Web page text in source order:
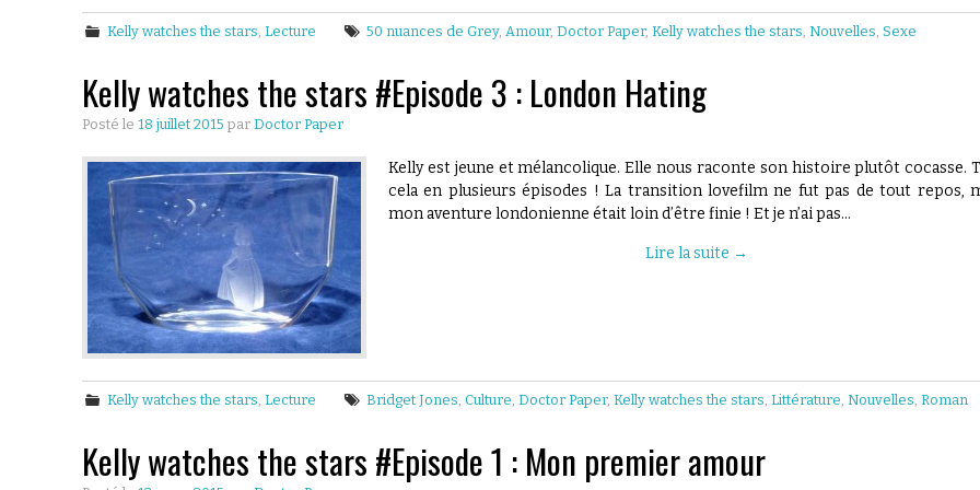
Kelly watches the stars,Lecture 50 nuances de Grey,Amour,Doctor Paper,Kelly watches the stars,Nouvelles,Sexe
Kelly watches the stars #Episode 3 : London Hating
Posté le 18 juillet 2015 par Doctor Paper
Kelly est jeune et mélancolique. Elle nous raconte son histoire plutôt cocasse.
cela en plusieurs épisodes ! La transition lovefilm ne fut pas de tout repos,
mon aventure londonienne était loin d’être finie ! Et je n’ai pas…
Lire la suite →
Kelly watches the stars,Lecture Bridget Jones, Culture,Doctor Paper,Kelly watches the stars,Littérature,Nouvelles,Roman
Kelly watches the stars #Episode 1 : Mon premier amour